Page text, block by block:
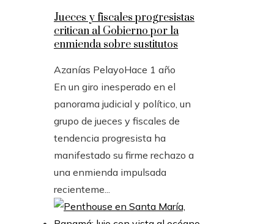
Jueces y fiscales progresistas
critican al Gobierno por la
enmienda sobre sustitutos
Azanías PelayoHace 1 año
En un giro inesperado en el
panorama judicial y político, un
grupo de jueces y fiscales de
tendencia progresista ha
manifestado su firme rechazo a
una enmienda impulsada
recienteme...